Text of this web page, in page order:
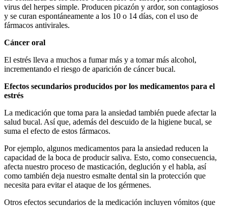
virus del herpes simple. Producen picazón y ardor, son contagiosos
y se curan espontáneamente a los 10 o 14 días, con el uso de
fármacos antivirales.
Cáncer oral
El estrés lleva a muchos a fumar más y a tomar más alcohol,
incrementando el riesgo de aparición de cáncer bucal.
Efectos secundarios producidos por los medicamentos para el
estrés
La medicación que toma para la ansiedad también puede afectar la
salud bucal. Así que, además del descuido de la higiene bucal, se
suma el efecto de estos fármacos.
Por ejemplo, algunos medicamentos para la ansiedad reducen la
capacidad de la boca de producir saliva. Esto, como consecuencia,
afecta nuestro proceso de masticación, deglución y el habla, así
como también deja nuestro esmalte dental sin la protección que
necesita para evitar el ataque de los gérmenes.
Otros efectos secundarios de la medicación incluyen vómitos (que